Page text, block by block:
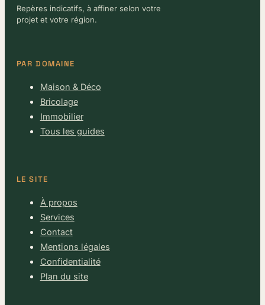
Repères indicatifs, à affiner selon votre
projet et votre région.
PAR DOMAINE
Maison & Déco
Bricolage
Immobilier
Tous les guides
LE SITE
À propos
Services
Contact
Mentions légales
Confidentialité
Plan du site